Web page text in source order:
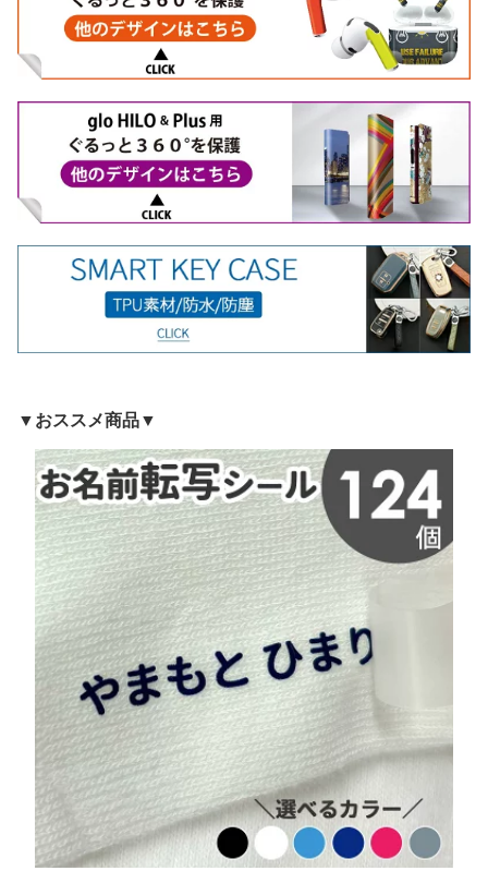
▼おススメ商品▼